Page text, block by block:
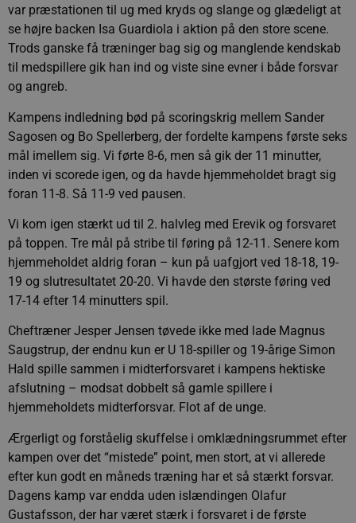
var præstationen til ug med kryds og slange og glædeligt at
se højre backen Isa Guardiola i aktion på den store scene.
Trods ganske få træninger bag sig og manglende kendskab
til medspillere gik han ind og viste sine evner i både forsvar
og angreb.
Kampens indledning bød på scoringskrig mellem Sander
Sagosen og Bo Spellerberg, der fordelte kampens første seks
mål imellem sig. Vi førte 8-6, men så gik der 11 minutter,
inden vi scorede igen, og da havde hjemmeholdet bragt sig
foran 11-8. Så 11-9 ved pausen.
Vi kom igen stærkt ud til 2. halvleg med Erevik og forsvaret
på toppen. Tre mål på stribe til føring på 12-11. Senere kom
hjemmeholdet aldrig foran – kun på uafgjort ved 18-18, 19-
19 og slutresultatet 20-20. Vi havde den største føring ved
17-14 efter 14 minutters spil.
Cheftræner Jesper Jensen tøvede ikke med lade Magnus
Saugstrup, der endnu kun er U 18-spiller og 19-årige Simon
Hald spille sammen i midterforsvaret i kampens hektiske
afslutning – modsat dobbelt så gamle spillere i
hjemmeholdets midterforsvar. Flot af de unge.
Ærgerligt og forståelig skuffelse i omklædningsrummet efter
kampen over det “mistede” point, men stort, at vi allerede
efter kun godt en måneds træning har et så stærkt forsvar.
Dagens kamp var endda uden islændingen Olafur
Gustafsson, der har været stærk i forsvaret i de første